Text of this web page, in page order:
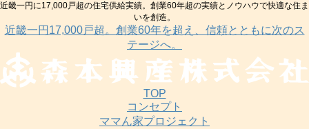
近畿一円に17,000戸超の住宅供給実績。創業60年超の実績とノウハウで快適な住ま
いを創造。
近畿一円17,000戸超。創業60年を超え、信頼とともに次のス
テージへ。
TOP
コンセプト
ママん家プロジェクト